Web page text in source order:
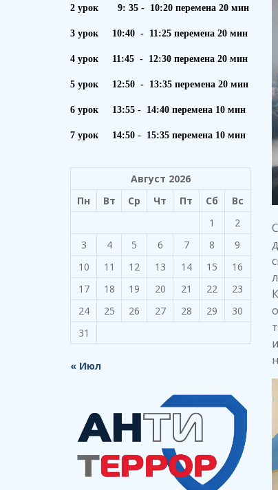
2 урок 9: 35 - 10:20 перемена 20 мин
3 урок 10:40 - 11:25 перемена 20 мин
4 урок 11:45 - 12:30 перемена 20 мин
5 урок 12:50 - 13:35 перемена 20 мин
6 урок 13:55 - 14:40 перемена 10 мин
7 урок 14:50 - 15:35 перемена 10 мин
Август 2026
Пн
Вт Ср Чт Пт Сб
Вс
1
2
3
4 5 6 7 8
9
10
11 12 13 14 15
16
17
18 19 20 21 22
23
24
25 26 27 28 29
30
31
« Июл